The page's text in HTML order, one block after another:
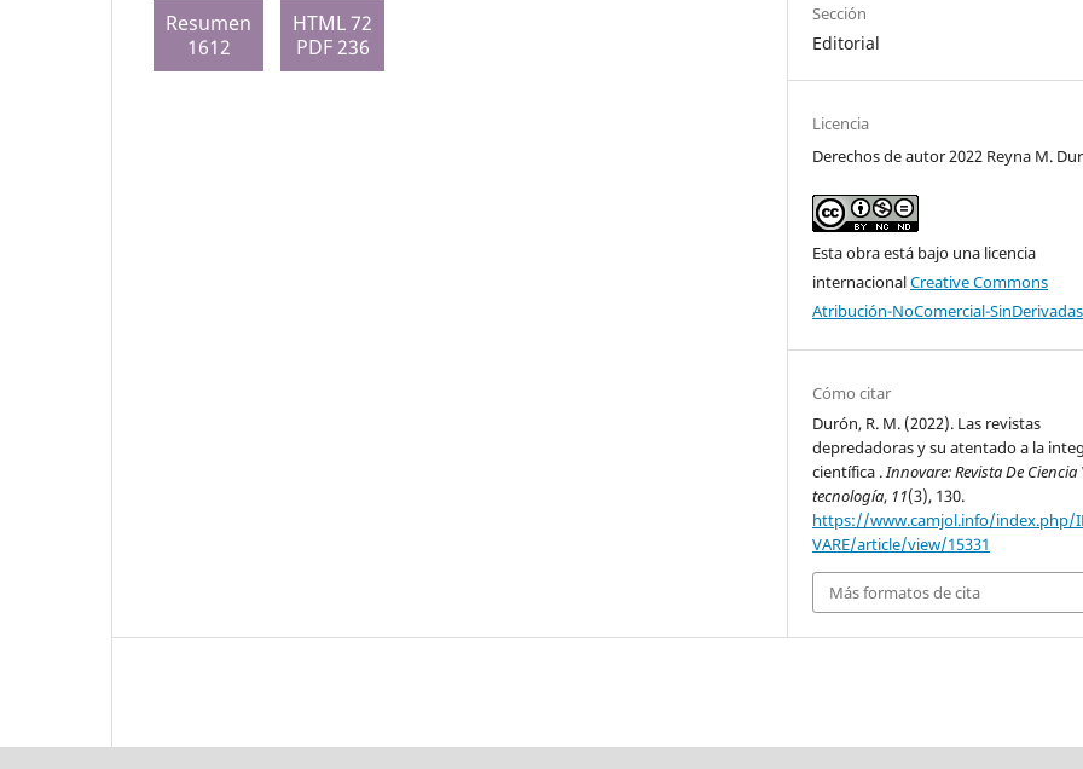
Resumen
1612
HTML 72
PDF 236
Sección
Editorial
Licencia
Derechos de autor 2022 Reyna M.
Esta obra está bajo una licencia
internacionalCreative Commons
Atribución-NoComercial-
Cómo citar
Durón, R. M. (2022). Las revistas
depredadoras y su atentado a la
científica .Innovare: Revista De Ciencia
tecnología, 11(3), 130.
https://www.camjol.info/index.php/
VARE/article/view/15331
Más formatos de cita